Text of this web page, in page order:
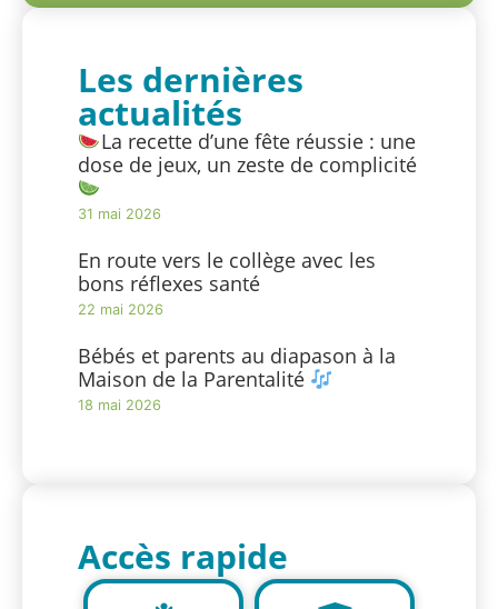
Les dernières
actualités
La recette d’une fête réussie : une
dose de jeux, un zeste de complicité
31 mai 2026
En route vers le collège avec les
bons réflexes santé
22 mai 2026
Bébés et parents au diapason à la
Maison de la Parentalité
18 mai 2026
Accès rapide